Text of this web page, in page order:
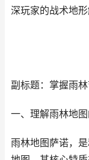
深玩家的战术地
副标题：掌握雨
一、理解雨林地
雨林地图萨诺，